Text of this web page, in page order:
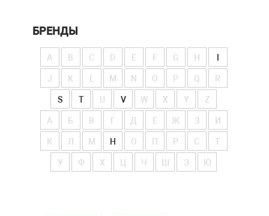
БРЕНДЫ
A B C D E F G H
J K M N O P Q R
S T V W X Y Z
А Б В Г Д Е Ж З И
К Л М Н О П Р С Т
У Ф Х Ч Э Ю